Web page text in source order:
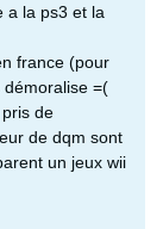
a la ps3 et la
france (pour
=(
de
de dqm sont
un jeux wii